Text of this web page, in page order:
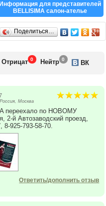
Информация для представителей
BELLISIMA салон-ателье
Поделиться…
Отрицат 0 Нейтр 0 ВК
Москва
переехало по НОВОМУ
2-й Автозаводский проезд,
8-925-793-58-70.
Ответить/дополнить отзыв